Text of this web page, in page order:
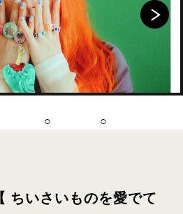
ちいさいものを愛でて